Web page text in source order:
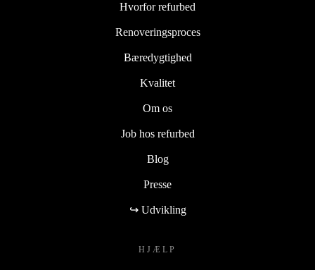
Hvorfor refurbed
Renoveringsproces
Bæredygtighed
Kvalitet
Om os
Job hos refurbed
Blog
Presse
↪ Udvikling
HJÆLP